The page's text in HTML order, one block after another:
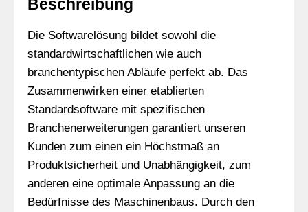
Beschreibung
Die Softwarelösung bildet sowohl die
standardwirtschaftlichen wie auch
branchentypischen Abläufe perfekt ab. Das
Zusammenwirken einer etablierten
Standardsoftware mit spezifischen
Branchenerweiterungen garantiert unseren
Kunden zum einen ein Höchstmaß an
Produktsicherheit und Unabhängigkeit, zum
anderen eine optimale Anpassung an die
Bedürfnisse des Maschinenbaus. Durch den